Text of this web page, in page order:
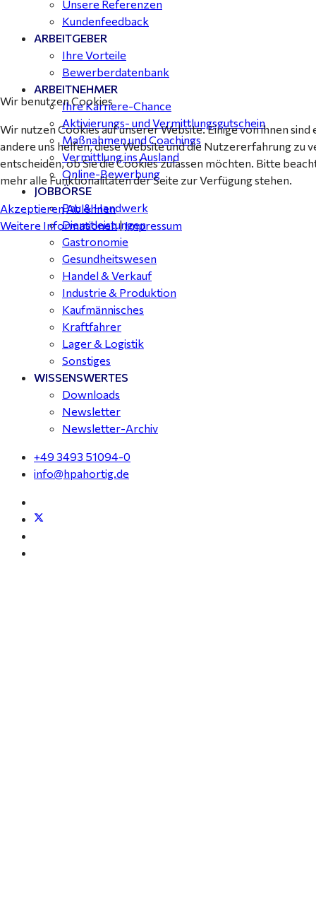
Unsere Referenzen
Kundenfeedback
ARBEITGEBER
Ihre Vorteile
Bewerberdatenbank
ARBEITNEHMER
Ihre Karriere-Chance
Aktivierungs- und Vermittlungsgutschein
Maßnahmen und Coachings
Vermittlung ins Ausland
Online-Bewerbung
JOBBÖRSE
Bau & Handwerk
Dienstleistungen
Gastronomie
Gesundheitswesen
Handel & Verkauf
Industrie & Produktion
Kaufmännisches
Kraftfahrer
Lager & Logistik
Sonstiges
WISSENSWERTES
Downloads
Newsletter
Newsletter-Archiv
+49 3493 51094-0
info@hpahortig.de
Wir benutzen Cookies
Wir nutzen Cookies auf unserer Website. Einige von ihnen
andere uns helfen, diese Website und die Nutzererfahrung zu
entscheiden, ob Sie die Cookies zulassen möchten. Bitte
mehr alle Funktionalitäten der Seite zur Verfügung stehen.
AkzeptierenAblehnen
Weitere Informationen|Impressum